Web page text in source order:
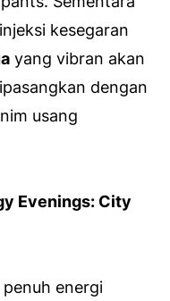
kesegaran
yang vibran akan
dengan
usang
Evenings: City
energi